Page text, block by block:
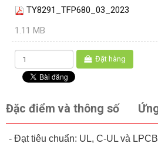
TY8291_TFP680_03_2023
1.11 MB
Đặt hàng
Đặc điểm và thông số
- Đạt tiêu chuẩn: UL, C-UL và LPCB